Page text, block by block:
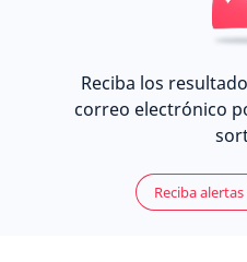
Reciba los
correo electrónico
Reciba